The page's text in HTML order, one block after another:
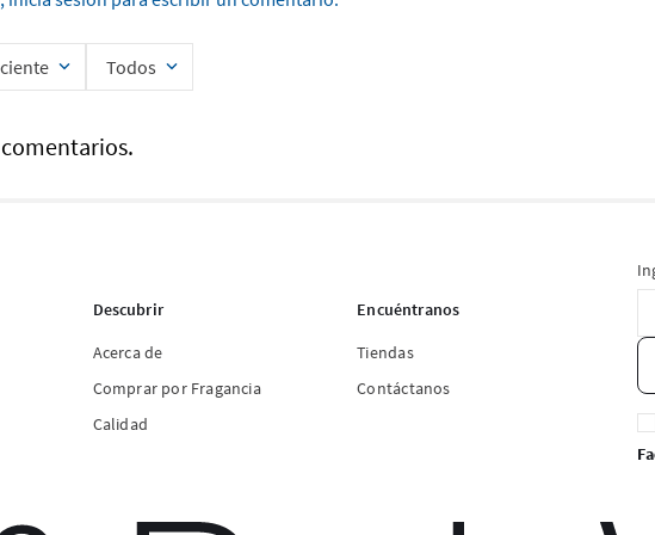
Todos
Descubrir
Acerca de
Comprar por Fragancia
Calidad
Encuéntranos
Tiendas
Contáctanos